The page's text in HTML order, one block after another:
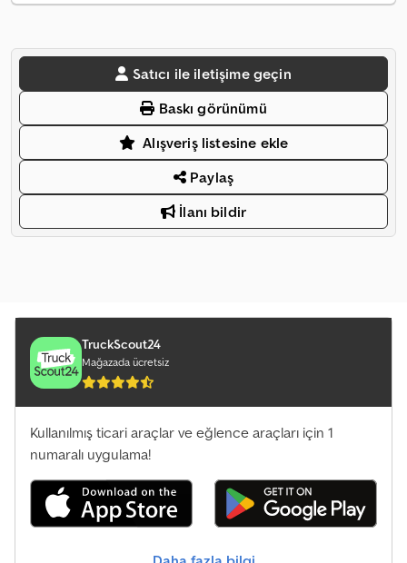
Satıcı ile iletişime geçin
Baskı görünümü
Alışveriş listesine ekle
Paylaş
İlanı bildir
TruckScout24
Mağazada ücretsiz
Kullanılmış ticari araçlar ve eğlence araçları için 1
numaralı uygulama!